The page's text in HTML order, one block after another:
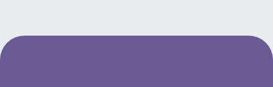
bahis